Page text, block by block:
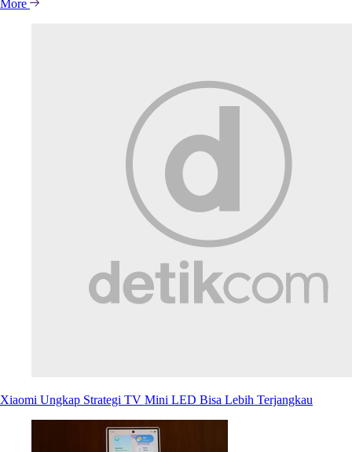
More
Xiaomi Ungkap Strategi TV Mini LED Bisa Lebih Terjangkau